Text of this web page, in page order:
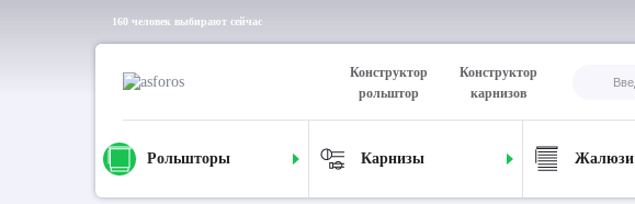
160 человек выбирают сейчас
Конструктор
рольштор
Конструктор
карнизов
Рольшторы Карнизы Жалюзи